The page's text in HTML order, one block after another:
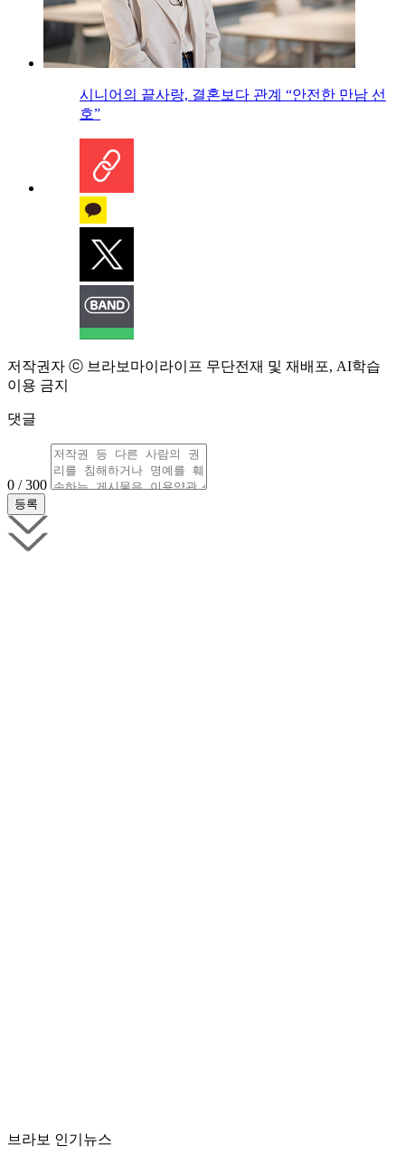
시니어의 끝사랑, 결혼보다 관계 “안전한 만남 선
호”
저작권자 ⓒ 브라보마이라이프 무단전재 및 재배포, AI학습
이용 금지
댓글
0 / 300
브라보 인기뉴스